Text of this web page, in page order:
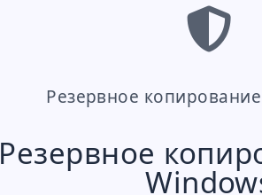
Резервное
Резервное